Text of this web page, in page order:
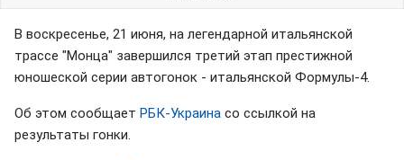
В воскресенье, 21 июня, на легендарной итальянской
трассе "Монца" завершился третий этап престижной
юношеской серии автогонок - итальянской Формулы-4.
Об этом сообщает РБК-Украина со ссылкой на
результаты гонки.